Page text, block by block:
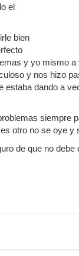
el
bien
y yo mismo
y nos hizo
estaba dando a
siempre
otro no se oye y
de que no